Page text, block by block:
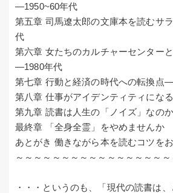
―1950~60年代
第五章 司馬遼太郎の文庫本を読むサ
代
第六章 女たちのカルチャーセンター
―1980年代
第七章 行動と経済の時代への転換点
第八章 仕事がアイデンティティにな
第九章 読書は人生の「ノイズ」なの
最終章 「全身全霊」をやめませんか
あとがき 働きながら本を読むコツを
～～～～～～～～～～～～～～～～
・・・というのも、「現代の読書は